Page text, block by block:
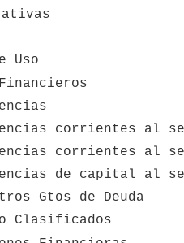
Uso
corrientes al
corrientes al
de capital al
Gtos de Deuda
Clasificados